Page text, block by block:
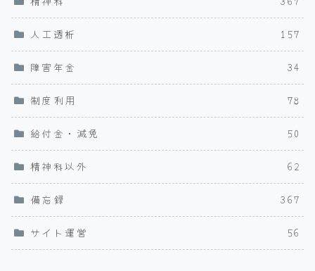
人工透析 157
障害年金 34
制度利用 78
給付金・減免 50
精神科以外 62
備忘録 367
サイト運営 56